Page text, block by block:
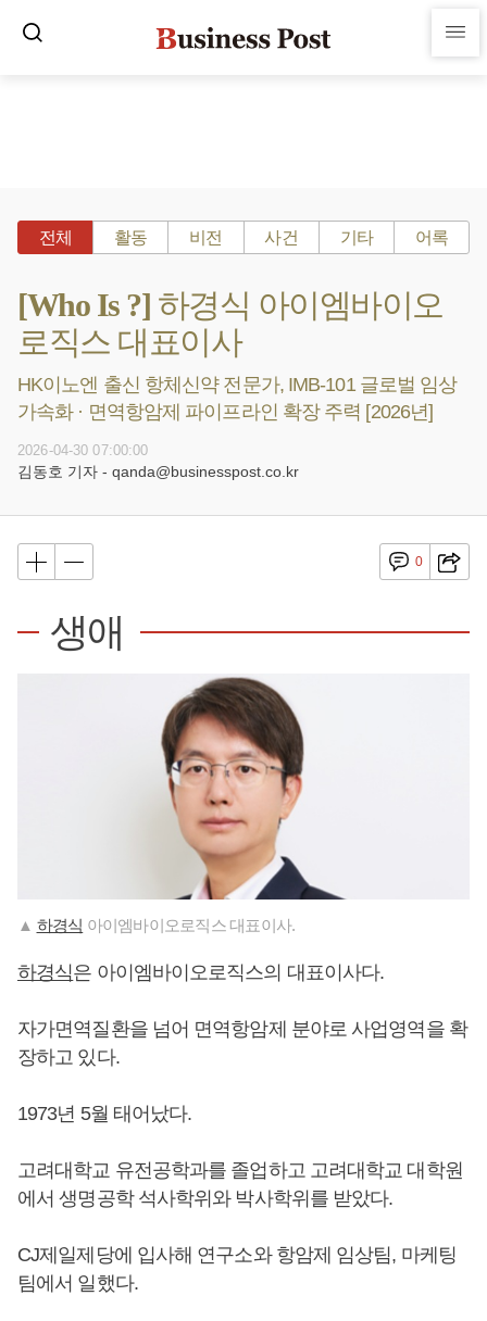
전체 활동 비전 사건 기타 어록
[Who Is ?] 하경식 아이엠바이오
로직스 대표이사
HK이노엔 출신 항체신약 전문가, IMB-101 글로벌 임상
가속화 · 면역항암제 파이프라인 확장 주력 [2026년]
2026-04-30 07:00:00
김동호 기자 - qanda@businesspost.co.kr
0
생애
▲ 하경식 아이엠바이오로직스 대표이사.
하경식은 아이엠바이오로직스의 대표이사다.
자가면역질환을 넘어 면역항암제 분야로 사업영역을 확
장하고 있다.
1973년 5월 태어났다.
고려대학교 유전공학과를 졸업하고 고려대학교 대학원
에서 생명공학 석사학위와 박사학위를 받았다.
CJ제일제당에 입사해 연구소와 항암제 임상팀, 마케팅
팀에서 일했다.